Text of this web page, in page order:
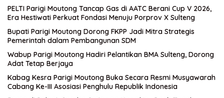
PELTI Parigi Moutong Tancap Gas di AATC Berani Cup V 2026,
Era Hestiwati Perkuat Fondasi Menuju Porprov X Sulteng
Bupati Parigi Moutong Dorong FKPP Jadi Mitra Strategis
Pemerintah dalam Pembangunan SDM
Wabup Parigi Moutong Hadiri Pelantikan BMA Sulteng, Dorong
Adat Tetap Berjaya
Kabag Kesra Parigi Moutong Buka Secara Resmi Musyawarah
Cabang Ke-III Asosiasi Penghulu Republik Indonesia